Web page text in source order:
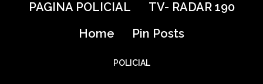
PAGINA POLICIAL
TV- RADAR 190
Home
Pin Posts
POLICIAL